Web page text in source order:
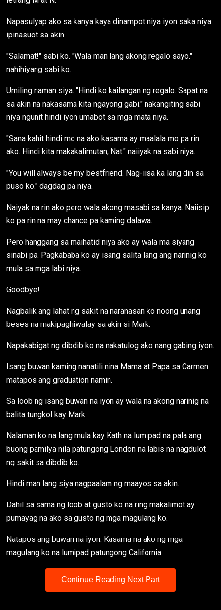
Napasulyap ako sa kanya kaya dinampot niya iyon saka niya
ipinasuot sa akin.
"Salamat!" sabi ko. "Wala man lang akong regalo sayo."
nahihiyang sabi ko.
Umiling naman siya. "Hindi ko kailangan ng regalo. Sapat na
sa akin na nakasama kita ngayong gabi." nakangiting sabi
niya ngunit hindi iyon umabot sa mga mata niya.
"Sana kahit hindi mo na ako kasama ay maalala mo pa rin
ako. Hindi kita makakalimutan, Nat." naiiyak na sabi niya.
"You will always be my bestfriend. Nag-iisa ka lang din sa
puso ko." dagdag pa niya.
Naiyak na rin ako pero wala akong masabi sa kanya. Naiisip
ko pa rin na may chance pa kaming dalawa.
Pero hanggang sa maihatid niya ako ay wala ma siyang
sinabi pa. Pagkababa ko ay isang salita lang ang narinig ko
mula sa mga labi niya.
Goodbye!
Nagbalik ang lahat ng sakit na naranasan ko noong unang
beses na makipaghiwalay sa akin si Mark.
Napakabigat ng dibdib ko na nakatulog ako nang gabing iyon.
Isang buwan kaming nanatili nina Mama at Papa sa Carmen
matapos ang graduation namin.
Sa loob ng isang buwan na iyon ay wala na akong narinig na
balita tungkol kay Mark.
Nalaman ko na lang mula kay Kath na lumipad na pala ang
buong pamilya nila patungong London na labis na nagdulot
ng sakit sa dibdib ko.
Hindi man lang siya nagpaalam ng maayos sa akin.
Dahil sa sama ng loob at gusto ko na ring makalimot ay
pumayag na ako sa gusto ng mga magulang ko.
Natapos ang buwan na iyon. Kasama na ako ng mga
magulang ko na lumipad patungong California.
Continue Reading Next Part